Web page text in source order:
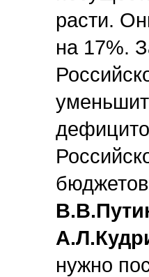
расти.
на 17%.
нужно